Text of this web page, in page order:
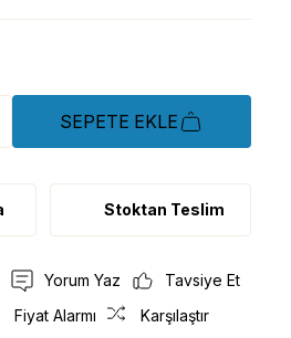
SEPETE EKLE
Stoktan Teslim
Yorum Yaz
Tavsiye Et
Fiyat Alarmı Karşılaştır